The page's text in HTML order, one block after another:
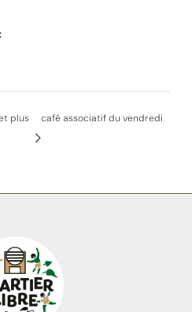
plus café associatif du vendredi